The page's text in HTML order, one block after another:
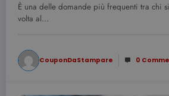
È una delle domande più frequenti tra chi
volta al…
CouponDaStampare 0